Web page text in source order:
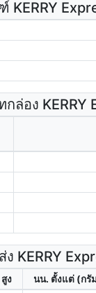
KERRY
ล่อง KERRY
KERRY
ง นน. ตั้งแต่ (กรั